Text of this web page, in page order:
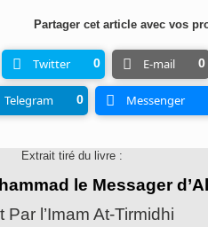
Partager cet article avec vos
Twitter 0 E-mail 0
Telegram 0 Messenger
Extrait tiré du livre :
Par l’Imam At-Tirmidhi